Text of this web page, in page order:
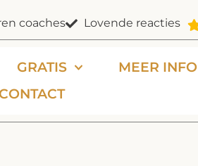
coaches Lovende reacties
GRATIS MEER INFO